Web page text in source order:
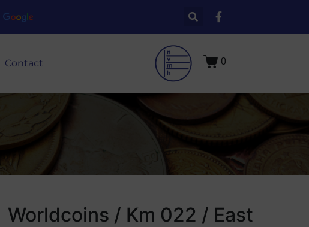
Contact 0
Worldcoins / Km 022 / East